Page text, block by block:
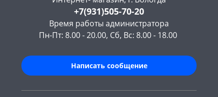
+7(931)505-70-20
Время работы администратора
Пн-Пт: 8.00 - 20.00, Сб, Вс: 8.00 - 18.00
Написать сообщение